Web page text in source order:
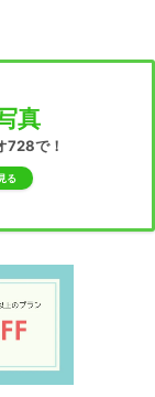
真
728で！
る